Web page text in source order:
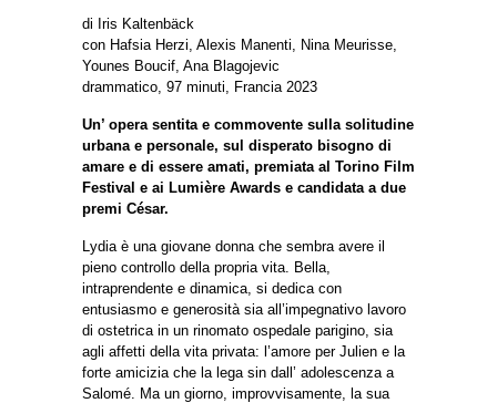
di Iris Kaltenbäck
con Hafsia Herzi, Alexis Manenti, Nina Meurisse,
Younes Boucif, Ana Blagojevic
drammatico, 97 minuti, Francia 2023
Un’ opera sentita e commovente sulla solitudine
urbana e personale, sul disperato bisogno di
amare e di essere amati, premiata al Torino Film
Festival e ai Lumière Awards e candidata a due
premi César.
Lydia è una giovane donna che sembra avere il
pieno controllo della propria vita. Bella,
intraprendente e dinamica, si dedica con
entusiasmo e generosità sia all’impegnativo lavoro
di ostetrica in un rinomato ospedale parigino, sia
agli affetti della vita privata: l’amore per Julien e la
forte amicizia che la lega sin dall’ adolescenza a
Salomé. Ma un giorno, improvvisamente, la sua